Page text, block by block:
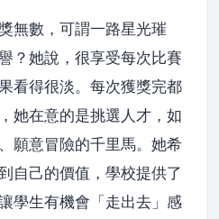
無數，可謂一路星光璀
？她說，很享受每次比賽
看得很淡。每次獲獎完都
她在意的是挑選人才，如
願意冒險的千里馬。她希
自己的價值，學校提供了
學生有機會「走出去」感